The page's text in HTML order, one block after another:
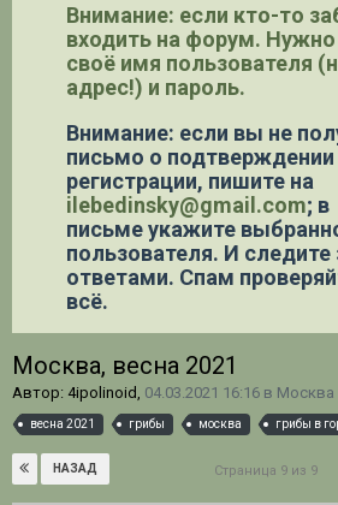
Внимание: если кто-то
входить на форум.
своё имя пользователя
адрес!) и пароль.
Внимание: если вы не
письмо о подтверждении
регистрации, пишите на
ilebedinsky@gmail.com; в
письме укажите
пользователя. И следите
ответами. Спам
всё.
Москва, весна 2021
Автор: 4ipolinoid, 04.03.2021 16:16 в Москва
весна 2021 грибы москва грибы в
НАЗАД Страница 9 из 9